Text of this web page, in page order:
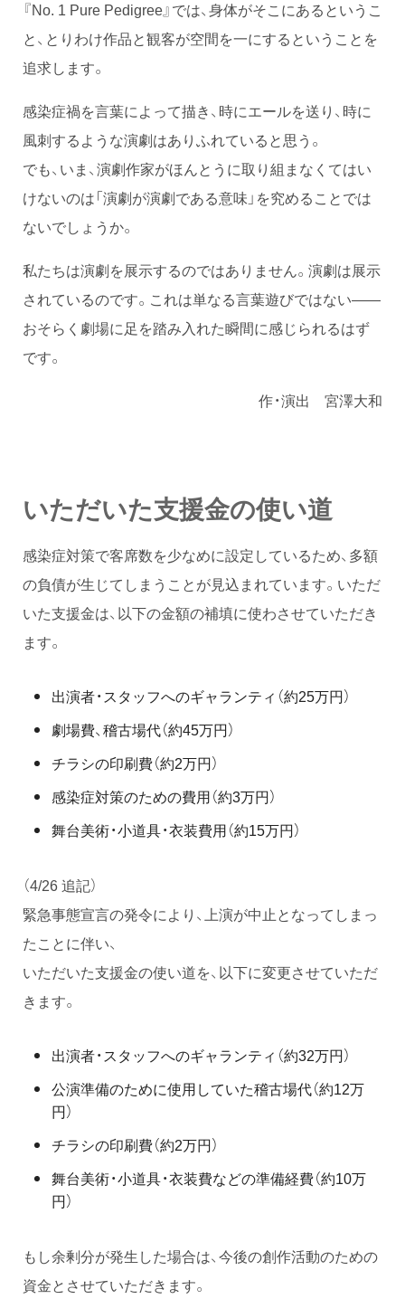
『No. 1 Pure Pedigree』では、身体がそこにあるというこ
と、とりわけ作品と観客が空間を一にするということを
追求します。
感染症禍を言葉によって描き、時にエールを送り、時に
風刺するような演劇はありふれていると思う。
でも、いま、演劇作家がほんとうに取り組まなくてはい
けないのは「演劇が演劇である意味」を究めることでは
ないでしょうか。
私たちは演劇を展示するのではありません。演劇は展示
されているのです。これは単なる言葉遊びではない——
おそらく劇場に足を踏み入れた瞬間に感じられるはず
です。
作・演出 宮澤大和
いただいた支援金の使い道
感染症対策で客席数を少なめに設定しているため、多額
の負債が生じてしまうことが見込まれています。いただ
いた支援金は、以下の金額の補填に使わさせていただき
ます。
出演者・スタッフへのギャランティ（約25万円）
劇場費、稽古場代（約45万円）
チラシの印刷費（約2万円）
感染症対策のための費用（約3万円）
舞台美術・小道具・衣装費用（約15万円）
（4/26 追記）
緊急事態宣言の発令により、上演が中止となってしまっ
たことに伴い、
いただいた支援金の使い道を、以下に変更させていただ
きます。
出演者・スタッフへのギャランティ（約32万円）
公演準備のために使用していた稽古場代（約12万
円）
チラシの印刷費（約2万円）
舞台美術・小道具・衣装費などの準備経費（約10万
円）
もし余剰分が発生した場合は、今後の創作活動のための
資金とさせていただきます。